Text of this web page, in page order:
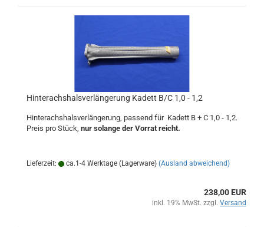
Hinterachshalsverlängerung Kadett B/C 1,0 - 1,2
Hinterachshalsverlängerung, passend für Kadett B + C 1,0 - 1,2.
Preis pro Stück, nur solange der Vorrat reicht.
Lieferzeit: ca.1-4 Werktage (Lagerware) (Ausland abweichend)
238,00 EUR
inkl. 19% MwSt. zzgl. Versand